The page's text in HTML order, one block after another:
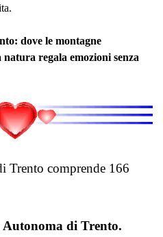
dove le montagne
regala emozioni senza
Trento comprende 166
di Trento.